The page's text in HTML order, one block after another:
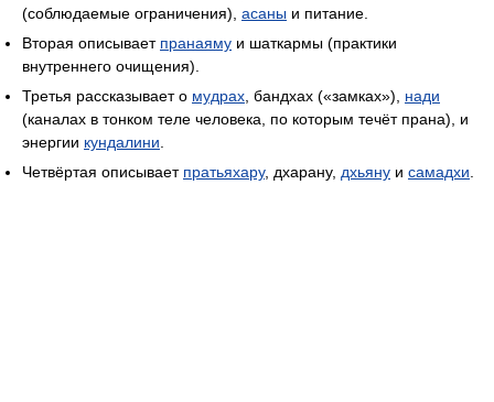
(соблюдаемые ограничения), асаны и питание.
Вторая описывает пранаяму и шаткармы (практики
внутреннего очищения).
Третья рассказывает о мудрах , бандхах («замках»), нади
(каналах в тонком теле человека, по которым течёт прана), и
энергии кундалини
Четвёртая описывает пратьяхару, дхарану, дхьяну и самадхи